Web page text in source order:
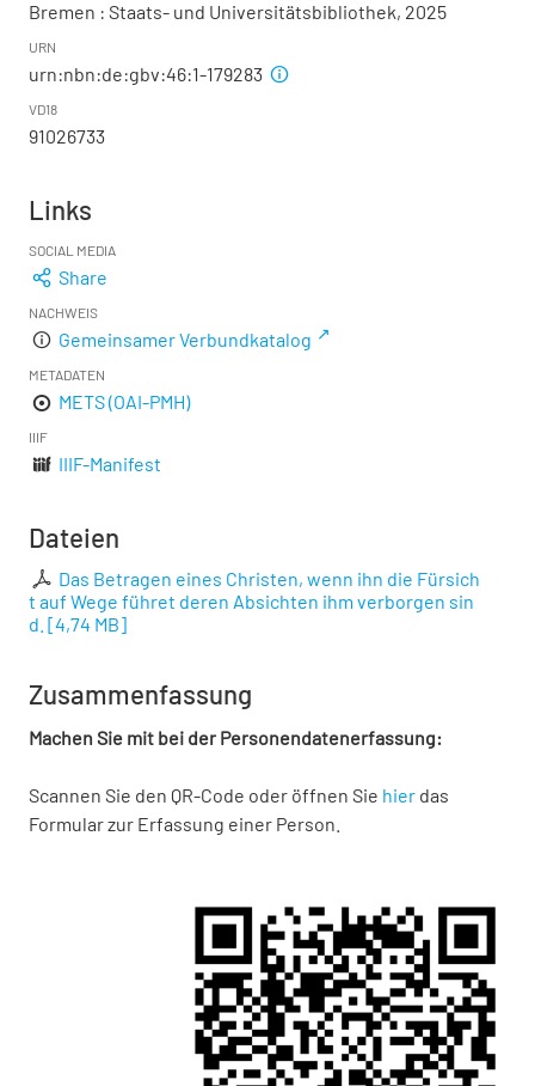
Bremen : Staats- und Universitätsbibliothek, 2025
URN
urn:nbn:de:gbv:46:1-179283
VD18
91026733
Links
SOCIAL MEDIA
Share
NACHWEIS
Gemeinsamer Verbundkatalog
METADATEN
METS (OAI-PMH)
IIIF
IIIF-Manifest
Dateien
Das Betragen eines Christen, wenn ihn die Fürsich
t auf Wege führet deren Absichten ihm verborgen sin
d. [4,74 MB]
Zusammenfassung
Machen Sie mit bei der Personendatenerfassung:
Scannen Sie den QR-Code oder öffnen Sie hier das
Formular zur Erfassung einer Person.